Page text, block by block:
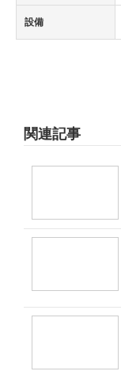
設備
関連記事